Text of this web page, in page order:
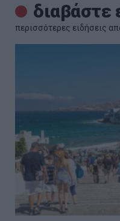
διαβάστε
περισσότερες ειδήσεις